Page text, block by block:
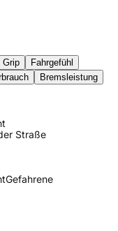
Grip
Fahrgefühl
Bremsleistung
Straße
Gefahrene